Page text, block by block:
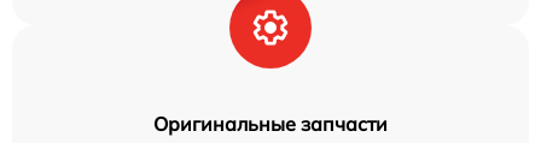
Оригинальные запчасти